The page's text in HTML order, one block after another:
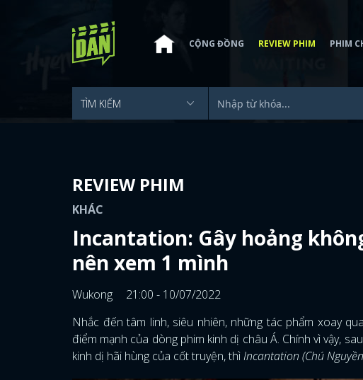
CỘNG ĐỒNG REVIEW PHIM PHIM
REVIEW PHIM
KHÁC
Incantation: Gây hoảng
nên xem 1 mình
Wukong
21:00 - 10/07/2022
Nhắc đến tâm linh, siêu nhiên, những tác phẩm xoay
điểm mạnh của dòng phim kinh dị châu Á. Chính vì vậy, sau
kinh dị hãi hùng của cốt truyện, thìIncantation (Chú